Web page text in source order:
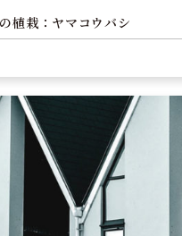
植栽：ヤマコウバシ